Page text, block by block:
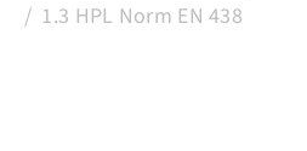
1.3 HPL Norm EN 438